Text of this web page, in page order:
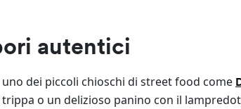
autentici
dei piccoli chioschi di street food come
o un delizioso panino con il